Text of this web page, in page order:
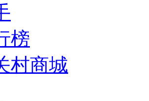
榜
村商城